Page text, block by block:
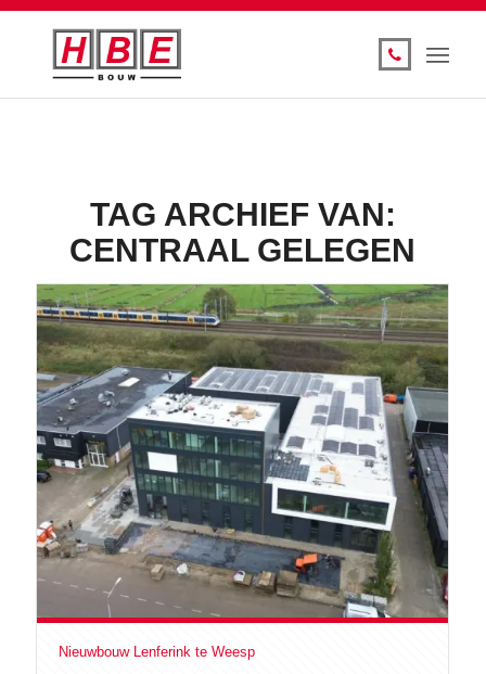
TAG ARCHIEF VAN:
CENTRAAL GELEGEN
Nieuwbouw Lenferink te Weesp